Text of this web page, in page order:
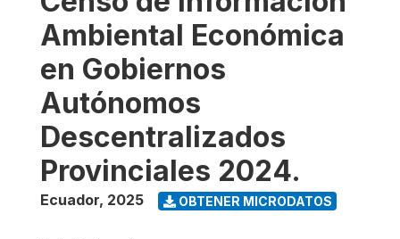
Ambiental Económica
en Gobiernos
Autónomos
Descentralizados
Provinciales 2024.
Ecuador, 2025 OBTENER MICRODATOS